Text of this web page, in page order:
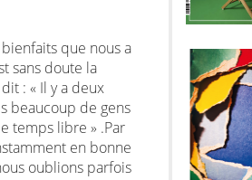
que nous a
sans doute la
: « Il y a deux
beaucoup de gens
temps libre » .Par
en bonne
oublions parfois